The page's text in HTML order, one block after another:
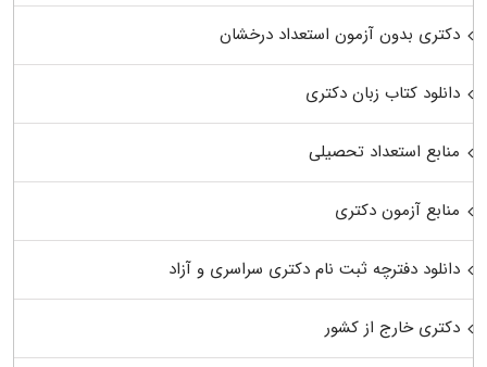
دکتری بدون آزمون استعداد درخشان
دانلود کتاب زبان دکتری
منابع استعداد تحصیلی
منابع آزمون دکتری
دانلود دفترچه ثبت نام دکتری سراسری و آزاد
دکتری خارج از کشور